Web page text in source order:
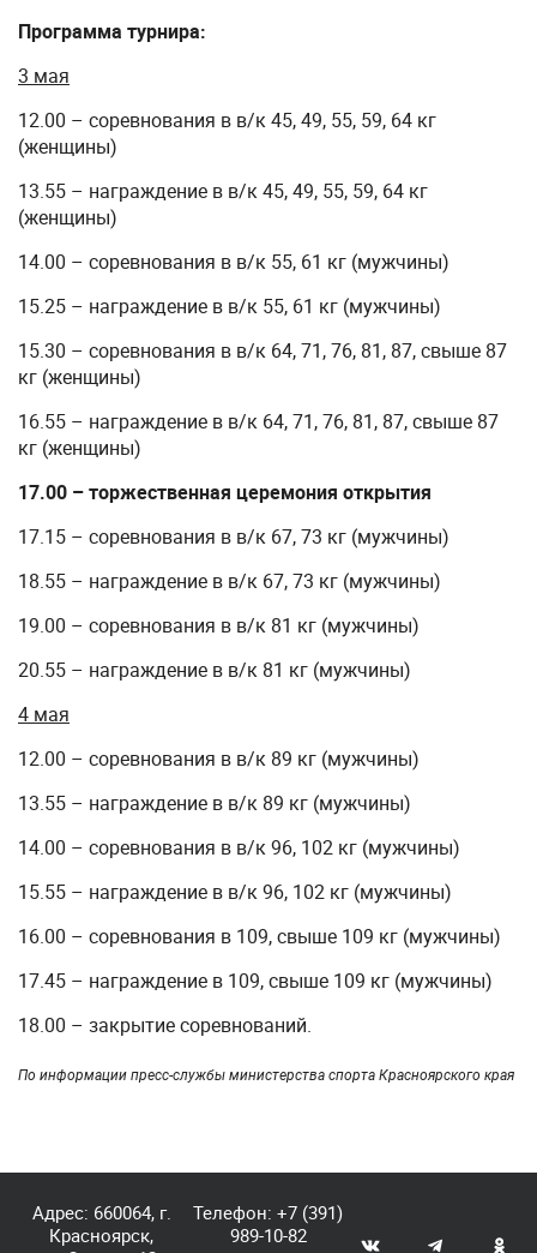
Программа турнира:
3 мая
12.00 – соревнования в в/к 45, 49, 55, 59, 64 кг
(женщины)
13.55 – награждение в в/к 45, 49, 55, 59, 64 кг
(женщины)
14.00 – соревнования в в/к 55, 61 кг (мужчины)
15.25 – награждение в в/к 55, 61 кг (мужчины)
15.30 – соревнования в в/к 64, 71, 76, 81, 87, свыше 87
кг (женщины)
16.55 – награждение в в/к 64, 71, 76, 81, 87, свыше 87
кг (женщины)
17.00 – торжественная церемония открытия
17.15 – соревнования в в/к 67, 73 кг (мужчины)
18.55 – награждение в в/к 67, 73 кг (мужчины)
19.00 – соревнования в в/к 81 кг (мужчины)
20.55 – награждение в в/к 81 кг (мужчины)
4 мая
12.00 – соревнования в в/к 89 кг (мужчины)
13.55 – награждение в в/к 89 кг (мужчины)
14.00 – соревнования в в/к 96, 102 кг (мужчины)
15.55 – награждение в в/к 96, 102 кг (мужчины)
16.00 – соревнования в 109, свыше 109 кг (мужчины)
17.45 – награждение в 109, свыше 109 кг (мужчины)
18.00 – закрытие соревнований.
По информации пресс-службы министерства спорта Красноярского края
Адрес: 660064, г.
Красноярск,
Телефон:+7 (391)
989-10-82